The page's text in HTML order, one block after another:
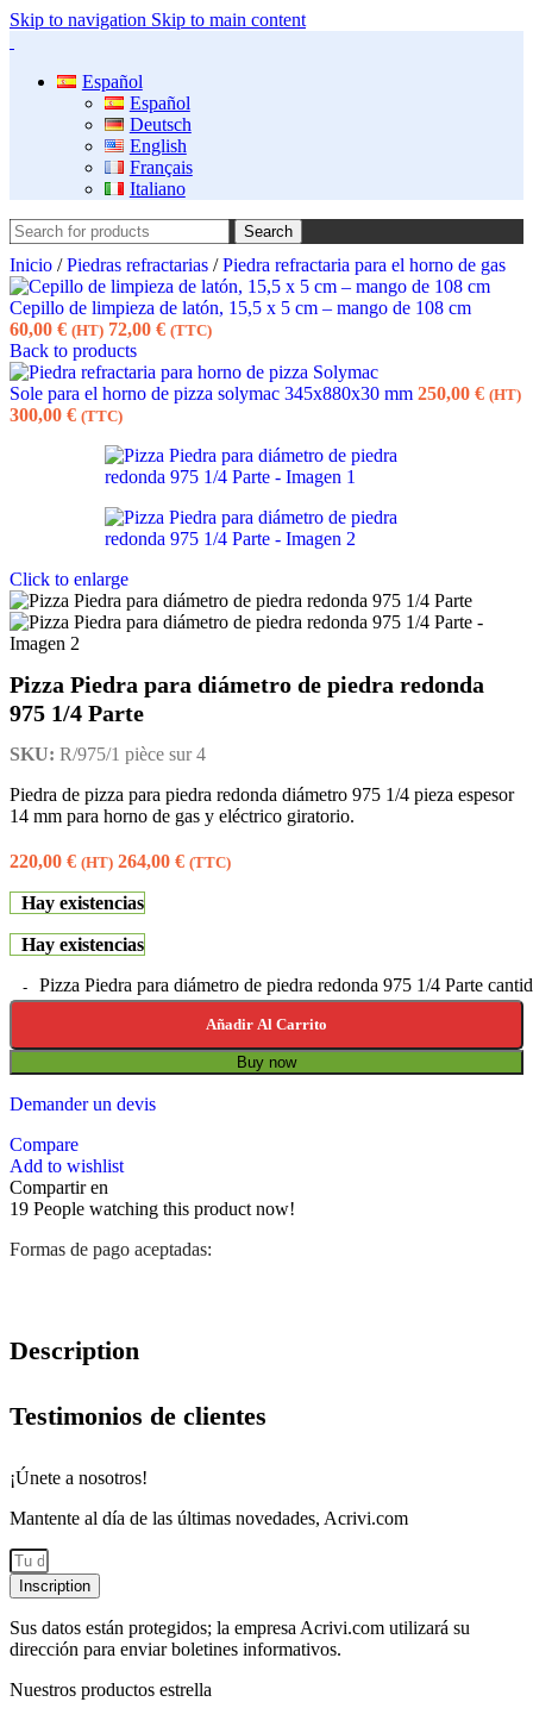
Skip to navigation Skip to main content
Español
Español
Deutsch
English
Français
Italiano
Search
Inicio / Piedras refractarias / Piedra refractaria para el horno de gas
Cepillo de limpieza de latón, 15,5 x 5 cm – mango de 108 cm
60,00 € (HT) 72,00 € (TTC)
Back to products
Sole para el horno de pizza solymac 345x880x30 mm 250,00 € (HT)
300,00 € (TTC)
Click to enlarge
Pizza Piedra para diámetro de piedra redonda
975 1/4 Parte
SKU: R/975/1 pièce sur 4
Piedra de pizza para piedra redonda diámetro 975 1/4 pieza espesor
14 mm para horno de gas y eléctrico giratorio.
220,00 € (HT) 264,00 € (TTC)
Hay existencias
Hay existencias
Pizza Piedra para diámetro de piedra redonda 975 1/4 Parte
Añadir Al Carrito
Buy now
Demander un devis
Compare
Add to wishlist
Compartir en
19 People watching this product now!
Formas de pago aceptadas:
Description
Testimonios de clientes
¡Únete a nosotros!
Mantente al día de las últimas novedades, Acrivi.com
Inscription
Sus datos están protegidos; la empresa Acrivi.com utilizará su
dirección para enviar boletines informativos.
Nuestros productos estrella